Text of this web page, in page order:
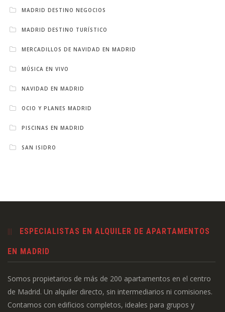
MADRID DESTINO NEGOCIOS
MADRID DESTINO TURÍSTICO
MERCADILLOS DE NAVIDAD EN MADRID
MÚSICA EN VIVO
NAVIDAD EN MADRID
OCIO Y PLANES MADRID
PISCINAS EN MADRID
SAN ISIDRO
ESPECIALISTAS EN ALQUILER DE APARTAMENTOS
EN MADRID
Somos propietarios de más de 200 apartamentos en el centro
de Madrid. Un alquiler directo, sin intermediarios ni comisiones.
Contamos con edificios completos, ideales para grupos y